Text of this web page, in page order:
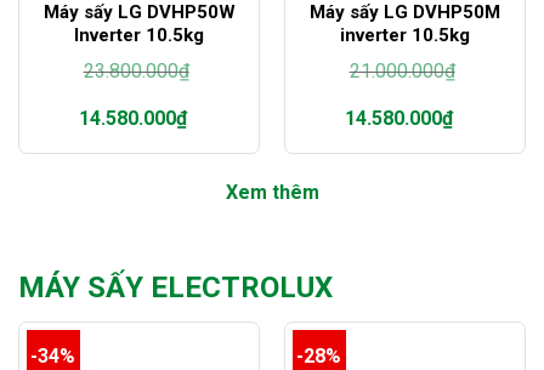
Máy sấy LG DVHP50W
Inverter 10.5kg
23.800.000₫
gốc
là:
14.580.000₫
Giá
Máy sấy LG DVHP50M
inverter 10.5kg
21.000.000₫
gốc
là:
14.580.000₫
Giá
Xem thêm
MÁY SẤY ELECTROLUX
-34% -28%